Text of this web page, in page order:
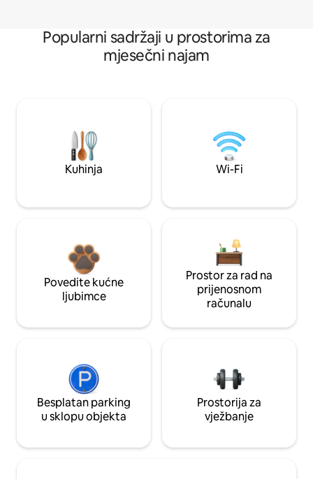
Popularni sadržaji u prostorima za
mjesečni najam
Kuhinja Wi-Fi
Povedite kućne
ljubimce
Prostor za rad na
prijenosnom
računalu
Besplatan parking
u sklopu objekta
Prostorija za
vježbanje